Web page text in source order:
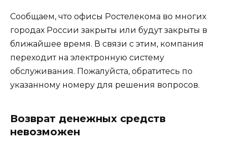
Сообщаем, что офисы Ростелекома во многих
городах России закрыты или будут закрыты в
ближайшее время. В связи с этим, компания
переходит на электронную систему
обслуживания. Пожалуйста, обратитесь по
указанному номеру для решения вопросов.
Возврат денежных средств
невозможен